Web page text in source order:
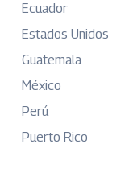
Ecuador
Estados Unidos
Guatemala
México
Perú
Puerto Rico